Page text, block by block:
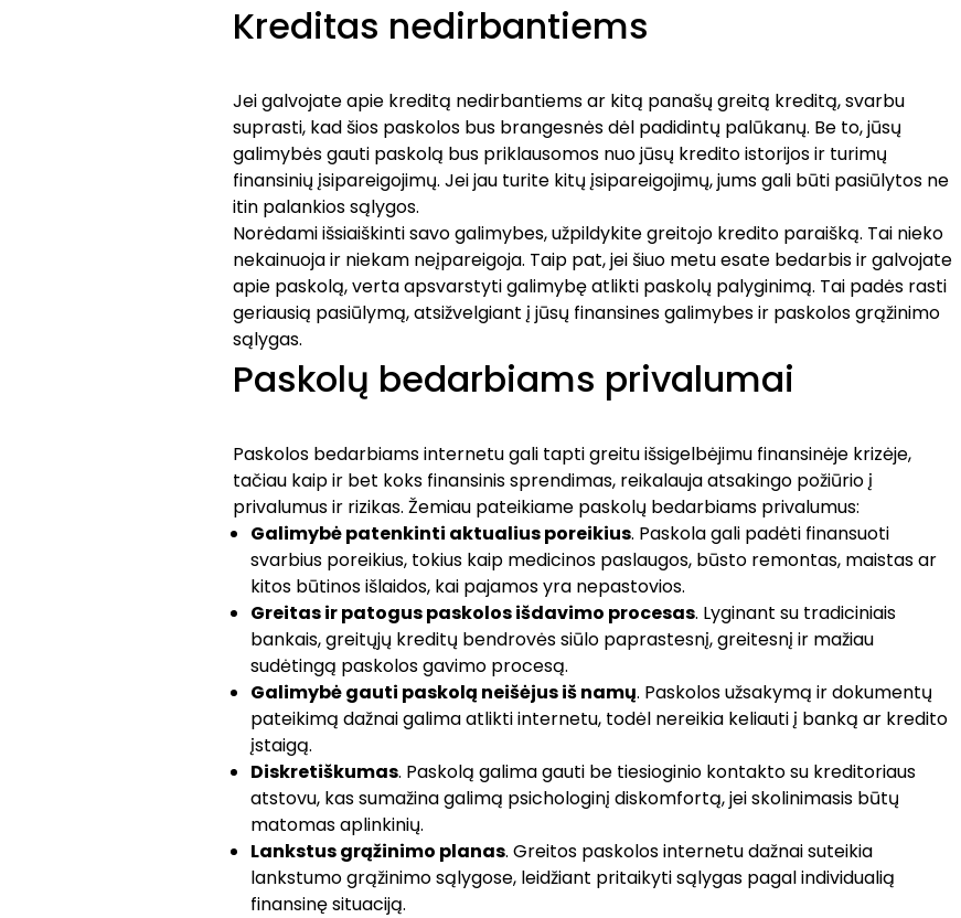
Kreditas nedirbantiems
Jei galvojate apie kreditą nedirbantiems ar kitą panašų greitą kreditą, svarbu
suprasti, kad šios paskolos bus brangesnės dėl padidintų palūkanų. Be to, jūsų
galimybės gauti paskolą bus priklausomos nuo jūsų kredito istorijos ir turimų
finansinių įsipareigojimų. Jei jau turite kitų įsipareigojimų, jums gali būti pasiūlytos ne
itin palankios sąlygos.
Norėdami išsiaiškinti savo galimybes, užpildykite greitojo kredito paraišką. Tai nieko
nekainuoja ir niekam neįpareigoja. Taip pat, jei šiuo metu esate bedarbis ir galvojate
apie paskolą, verta apsvarstyti galimybę atlikti paskolų palyginimą. Tai padės rasti
geriausią pasiūlymą, atsižvelgiant į jūsų finansines galimybes ir paskolos grąžinimo
sąlygas.
Paskolų bedarbiams privalumai
Paskolos bedarbiams internetu gali tapti greitu išsigelbėjimu finansinėje krizėje,
tačiau kaip ir bet koks finansinis sprendimas, reikalauja atsakingo požiūrio į
privalumus ir rizikas. Žemiau pateikiame paskolų bedarbiams privalumus:
Galimybė patenkinti aktualius poreikius. Paskola gali padėti finansuoti
svarbius poreikius, tokius kaip medicinos paslaugos, būsto remontas, maistas ar
kitos būtinos išlaidos, kai pajamos yra nepastovios.
Greitas ir patogus paskolos išdavimo procesas. Lyginant su tradiciniais
bankais, greitųjų kreditų bendrovės siūlo paprastesnį, greitesnį ir mažiau
sudėtingą paskolos gavimo procesą.
Galimybė gauti paskolą neišėjus iš namų. Paskolos užsakymą ir dokumentų
pateikimą dažnai galima atlikti internetu, todėl nereikia keliauti į banką ar kredito
įstaigą.
Diskretiškumas. Paskolą galima gauti be tiesioginio kontakto su kreditoriaus
atstovu, kas sumažina galimą psichologinį diskomfortą, jei skolinimasis būtų
matomas aplinkinių.
Lankstus grąžinimo planas. Greitos paskolos internetu dažnai suteikia
lankstumo grąžinimo sąlygose, leidžiant pritaikyti sąlygas pagal individualią
finansinę situaciją.